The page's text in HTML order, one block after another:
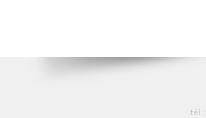
tél :